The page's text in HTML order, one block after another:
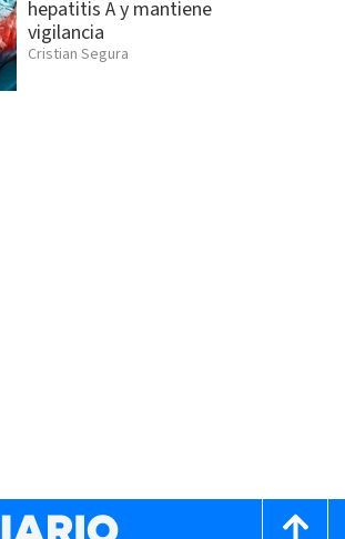
hepatitis A y mantiene
vigilancia
Cristian Segura